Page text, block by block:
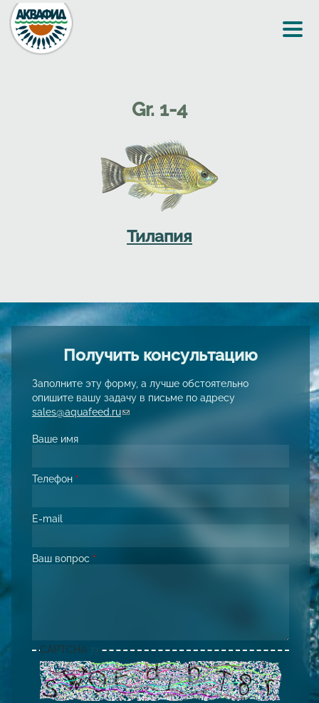
Перейти к основному содержанию
Gr. 1-4
Тилапия
Получить консультацию
Заполните эту форму, а лучше обстоятельно
опишите вашу задачу в письме по адресу
sales@aquafeed.ru(link sends e-mail)
Ваше имя
Телефон *
E-mail
Ваш вопрос *
CAPTCHA